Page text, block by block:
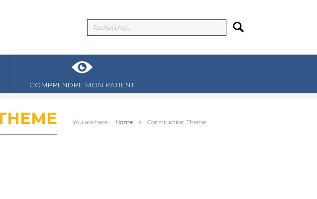
COMPRENDRE MON PATIENT
Home Construction Theme